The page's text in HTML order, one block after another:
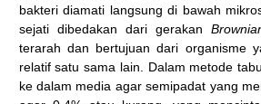
bakteri diamati langsung di bawah
sejati dibedakan dari gerakan
terarah dan bertujuan dari organisme
relatif satu sama lain. Dalam metode
ke dalam media agar semipadat yang